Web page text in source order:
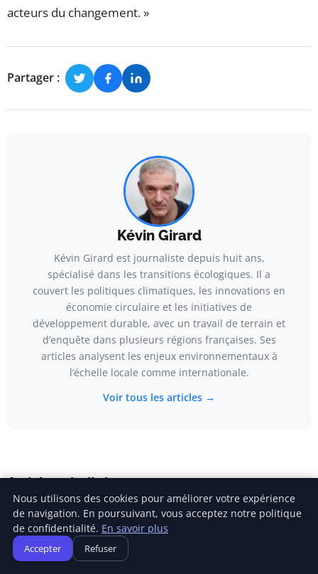
acteurs du changement. »
Partager :
Kévin Girard
Kévin Girard est journaliste depuis huit ans,
spécialisé dans les transitions écologiques. Il a
couvert les politiques climatiques, les innovations en
économie circulaire et les initiatives de
développement durable, avec un travail de terrain et
d’enquête dans plusieurs régions françaises. Ses
articles analysent les enjeux environnementaux à
l’échelle locale comme internationale.
Voir tous les articles →
Articles similaires
Nous utilisons des cookies pour améliorer votre expérience
de navigation. En poursuivant, vous acceptez notre politique
de confidentialité. En savoir plus
Accepter Refuser